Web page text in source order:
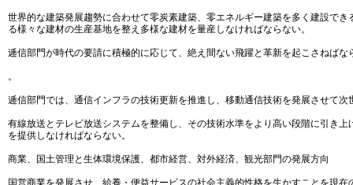
世界的な建築発展趨勢に合わせて零炭素建築、零エネルギー建築を多く建設で
る様々な建材の生産基地を整え多様な建材を量産しなければならない。
逓信部門が時代の要請に積極的に応じて、絶え間ない飛躍と革新を起こさねばな
。
逓信部門では、通信インフラの技術更新を推進し、移動通信技術を発展させて
有線放送とテレビ放送システムを整備し、その技術水準をより高い段階に引き
を提供しなければならない。
商業、国土管理と生体環境保護、都市経営、対外経済、観光部門の発展方向
国営商業を発展させ、給養・便益サービスの社会主義的性格を生かすことを現